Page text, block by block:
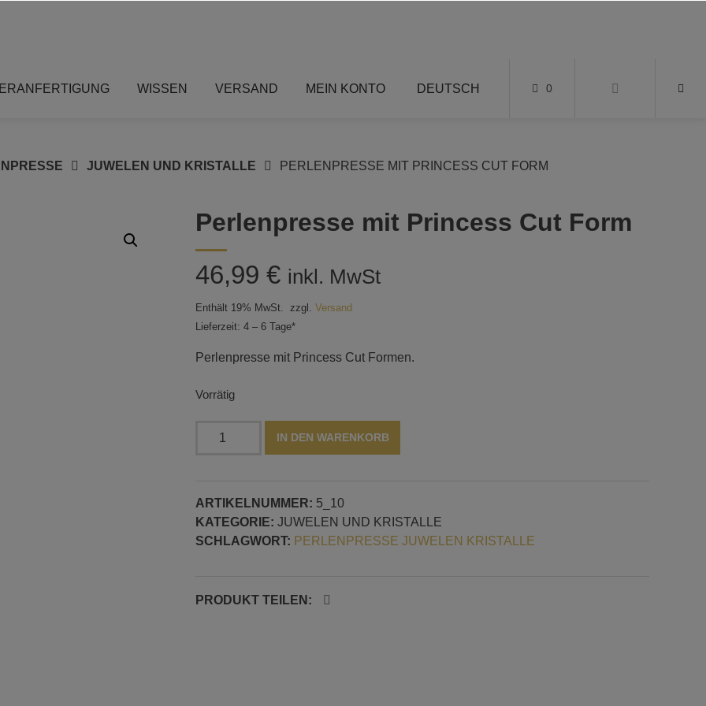
WISSEN VERSAND MEIN KONTO DEUTSCH 0
JUWELEN UND KRISTALLE PERLENPRESSE MIT PRINCESS CUT FORM
Perlenpresse mit Princess Cut Form
46,99 € inkl. MwSt
Enthält 19% MwSt. zzgl. Versand
Lieferzeit: 4 – 6 Tage*
Perlenpresse mit Princess Cut Formen.
Vorrätig
Form
Menge
IN DEN WARENKORB
ARTIKELNUMMER: 5_10
KATEGORIE: JUWELEN UND KRISTALLE
SCHLAGWORT: PERLENPRESSE JUWELEN KRISTALLE
PRODUKT TEILEN: